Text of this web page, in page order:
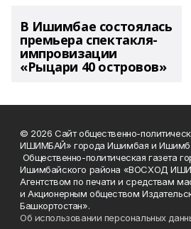
В Ишимбае состоялась
премьера спектакля-
импровизации
«Рыцари 40 островов»
© 2026 Сайт общественно-
ИШИМБАЙ» города Ишимбая и
Общественно-политическая газета
Ишимбайского района «ВОСХОД
Агентством по печати и средствам
и Акционерным обществом
Башкортостан».
Об использовании персональных